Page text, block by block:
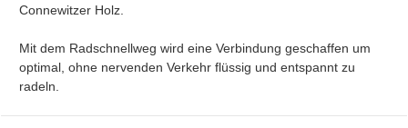
Connewitzer Holz.
Mit dem Radschnellweg wird eine Verbindung geschaffen um
optimal, ohne nervenden Verkehr flüssig und entspannt zu
radeln.